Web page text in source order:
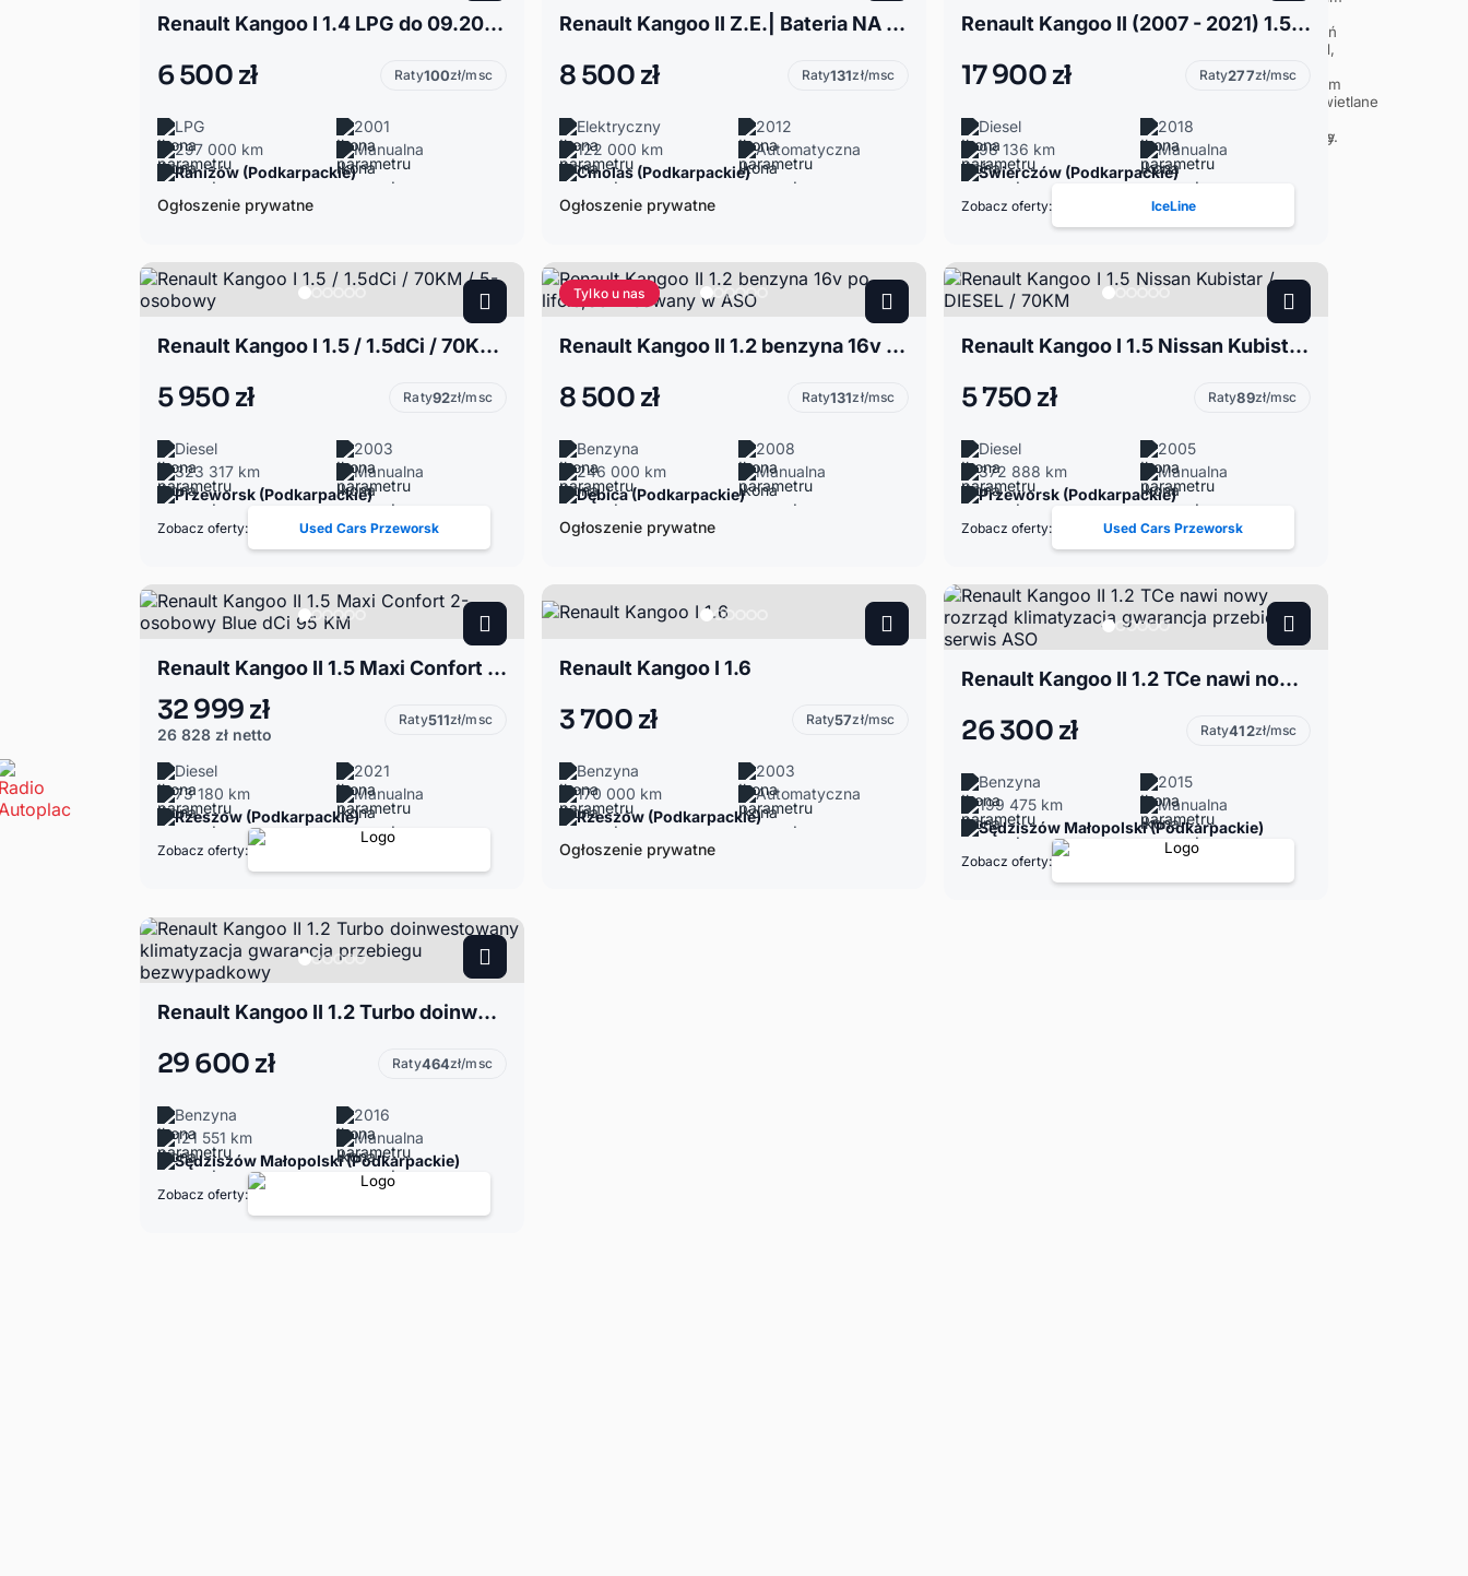
Renault Kangoo I 1.4 LPG do 09.2027. uniwersalny pakowany osobowy dostawczy.
6 500 zł Raty100zł/msc
LPG
2001
297 000 km
Manualna
Raniżów (Podkarpackie)
Ogłoszenie prywatne
Renault Kangoo II Z.E.| Bateria NA WŁASNOŚĆ | Bez wkładu!
8 500 zł Raty131zł/msc
Elektryczny
2012
122 000 km
Automatyczna
Cmolas (Podkarpackie)
Ogłoszenie prywatne
Renault Kangoo II (2007 - 2021) 1.5 Okazja
17 900 zł Raty277zł/msc
Diesel
2018
98 136 km
Manualna
Świerczów (Podkarpackie)
Zobacz oferty: IceLine
Renault Kangoo I 1.5 / 1.5dCi / 70KM / 5-osobowy
5 950 zł Raty92zł/msc
Diesel
2003
323 317 km
Manualna
Przeworsk (Podkarpackie)
Zobacz oferty: Used Cars Przeworsk
Tylko u nas
Renault Kangoo II 1.2 benzyna 16v po lifcie,Serwisowany w ASO
8 500 zł Raty131zł/msc
Benzyna
2008
246 000 km
Manualna
Dębica (Podkarpackie)
Ogłoszenie prywatne
Renault Kangoo I 1.5 Nissan Kubistar / DIESEL / 70KM
5 750 zł Raty89zł/msc
Diesel
2005
372 888 km
Manualna
Przeworsk (Podkarpackie)
Zobacz oferty: Used Cars Przeworsk
Renault Kangoo II 1.5 Maxi Confort 2-osobowy Blue dCi 95 KM
32 999 zł
26 828 zł netto
Raty511zł/msc
Diesel
2021
73 180 km
Manualna
Rzeszów (Podkarpackie)
Zobacz oferty:
Renault Kangoo I 1.6
3 700 zł Raty57zł/msc
Benzyna
2003
170 000 km
Automatyczna
Rzeszów (Podkarpackie)
Ogłoszenie prywatne
Renault Kangoo II 1.2 TCe nawi nowy rozrząd klimatyzacja gwarancja przebiegu serwis ASO
26 300 zł Raty412zł/msc
Benzyna
2015
199 475 km
Manualna
Sędziszów Małopolski (Podkarpackie)
Zobacz oferty:
Renault Kangoo II 1.2 Turbo doinwestowany klimatyzacja gwarancja przebiegu bezwypadkowy
29 600 zł Raty464zł/msc
Benzyna
2016
121 551 km
Manualna
Sędziszów Małopolski (Podkarpackie)
Zobacz oferty: